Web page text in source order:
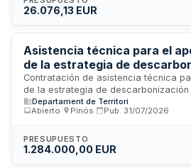
de seguridad y salud durante la fase
al contrato principal de obras, cuya
condicionada al plazo de ejecución
período necesario para su liquidación.
26.076,13 EUR
Asistencia técnica para el
de la estrategia de
Dirección General de
Movilidad
Contratación de asistencia técnica
de la estrategia de
General de Infraestructuras de
de Territorio de la Generalitat de
supervisión de estudios, proyectos y
descarbonización de
Departament de Territori
Abierto
Pinós Pub. 31/07/2026
PRESUPUESTO
1.284.000,00 EUR